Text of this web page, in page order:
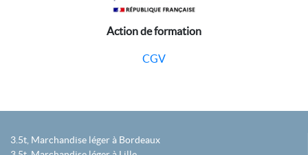
Action de formation
CGV
3.5t, Marchandise léger à Bordeaux